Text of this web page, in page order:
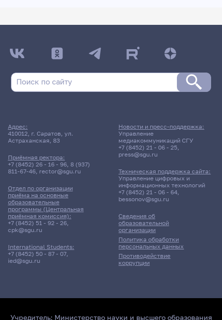
Адрес:
410012, г. Саратов, ул.
Астраханская, 83
Приёмная ректора:
+7 (8452) 26 - 16 - 96, 8 (937)
811-67-46, rector@sgu.ru
Отдел по организации
приёма на основные
образовательные
программы (Центральная
приёмная комиссия):
+7 (8452) 51 - 92 - 26,
cpk@sgu.ru
International Students:
+7 (8452) 50 - 87 - 07,
ied@sgu.ru
Сведения об
образовательной
организации
Политика обработки
персональных данных
Противодействие
коррупции
Новости и пресс-поддержка:
Управление
медиакоммуникаций СГУ
+7 (8452) 21 - 06 - 25,
press@sgu.ru
Техническая поддержка сайта:
Управление цифровых и
информационных технологий
+7 (8452) 21 - 06 - 64,
bessonov@sgu.ru
Учредитель: Министерство науки и высшего образования